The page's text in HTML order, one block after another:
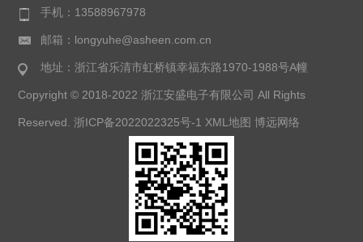
手机：13588967978
邮箱：longyuhe@asheen.com.cn
地址：浙江省乐清市虹桥镇幸福东路1970-1988号A幢
Copyright © 2018-2022 浙江安盛电子有限公司 All Rights
Reserved.浙ICP备2022022325号-1 XML地图 博远网络